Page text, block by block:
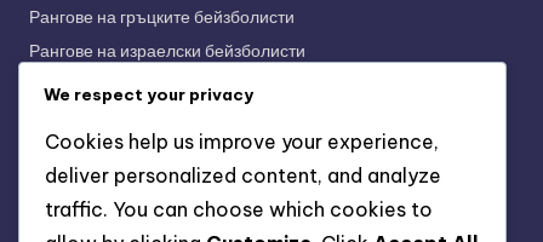
Рангове на гръцките бейзболисти
Рангове на израелски бейзболисти
Рангове на индийските бейзболисти
Рангове на испанските бейзболисти
Рангове на италианските бейзболисти
Рангове на корейските бейзболисти
We respect your privacy
Cookies help us improve your experience,
deliver personalized content, and analyze
traffic. You can choose which cookies to